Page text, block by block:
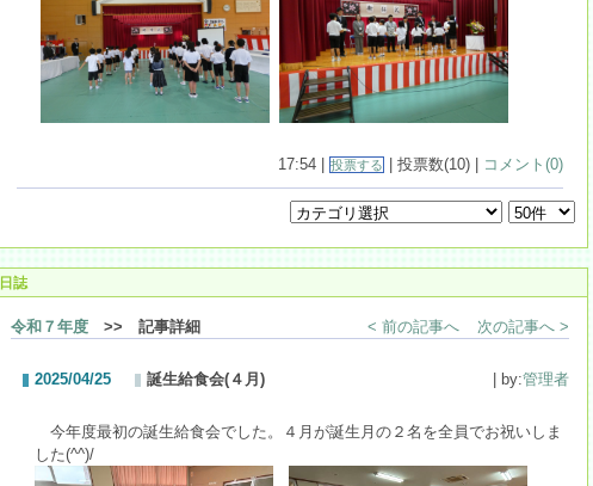
17:54 | 投票する | 投票数(10) | コメント(0)
日誌
令和７年度 >> 記事詳細 < 前の記事へ 次の記事へ >
2025/04/25 誕生給食会(４月) | by:管理者
今年度最初の誕生給食会でした。４月が誕生月の２名を全員でお祝いしま
した(^^)/